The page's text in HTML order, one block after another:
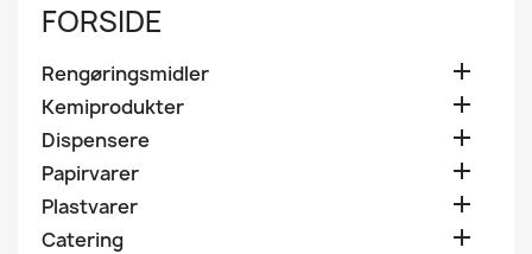
FORSIDE
Rengøringsmidler 
Kemiprodukter 
Dispensere 
Papirvarer 
Plastvarer 
Catering 